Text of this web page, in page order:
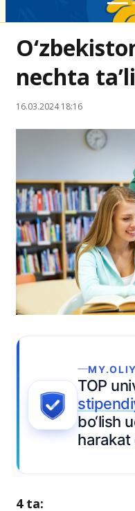
nechta
16.03.2024 18:16
TOP
bo‘lish
harakat